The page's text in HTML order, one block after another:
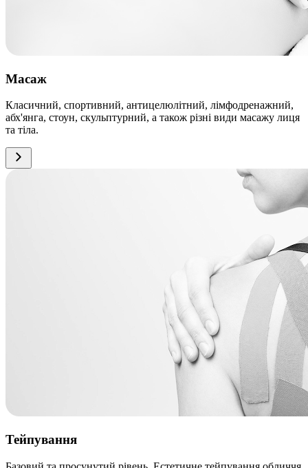
Масаж
Класичний, спортивний, антицелюлітний, лімфодренажний,
абх'янга, стоун, скульптурний, а також різні види масажу лиця
та тіла.
Тейпування